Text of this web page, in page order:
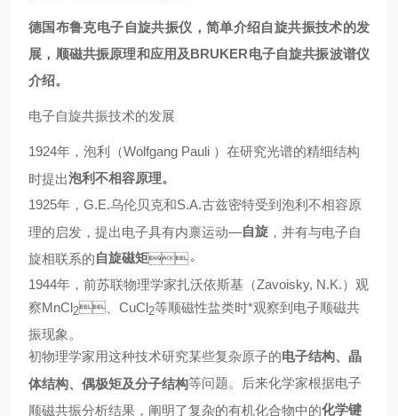
德国布鲁克电子自旋共振仪，简单介绍自旋共振技术的发
展，顺磁共振原理和应用及BRUKER电子自旋共振波谱仪
介绍。
电子自旋共振技术的发展
1924年，泡利（Wolfgang Pauli ）在研究光谱的精细结构
时提出泡利不相容原理。
1925年，G.E.乌伦贝克和S.A.古兹密特受到泡利不相容原
理的启发，提出电子具有内禀运动—自旋 ，并有与电子自
旋相联系的自旋磁矩。
1944年，前苏联物理学家扎沃依斯基（Zavoisky, N.K.）观
察MnCl2、CuCl2等顺磁性盐类时*观察到电子顺磁共
振现象。
初物理学家用这种技术研究某些复杂原子的电子结构、晶
体结构、偶极矩及分子结构等问题。后来化学家根据电子
顺磁共振分析结果，阐明了复杂的有机化合物中的化学键